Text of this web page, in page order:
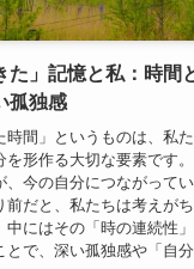
た」記憶と私：時間
孤独感
時間」というものは、私
を形作る大切な要素です
今の自分につながってい
前だと、私たちは考えが
中にはその「時の連続性
とで、深い孤独感や「自分